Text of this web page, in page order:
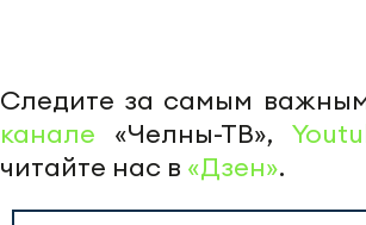
Следите за самым
канале «Челны-ТВ»,
читайте нас в «Дзен».